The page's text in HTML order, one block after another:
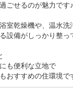
ごせるのが魅力です♪
室乾燥機や、温水洗
設備がしっかり整
も便利な立地で
おすすめの住環境で